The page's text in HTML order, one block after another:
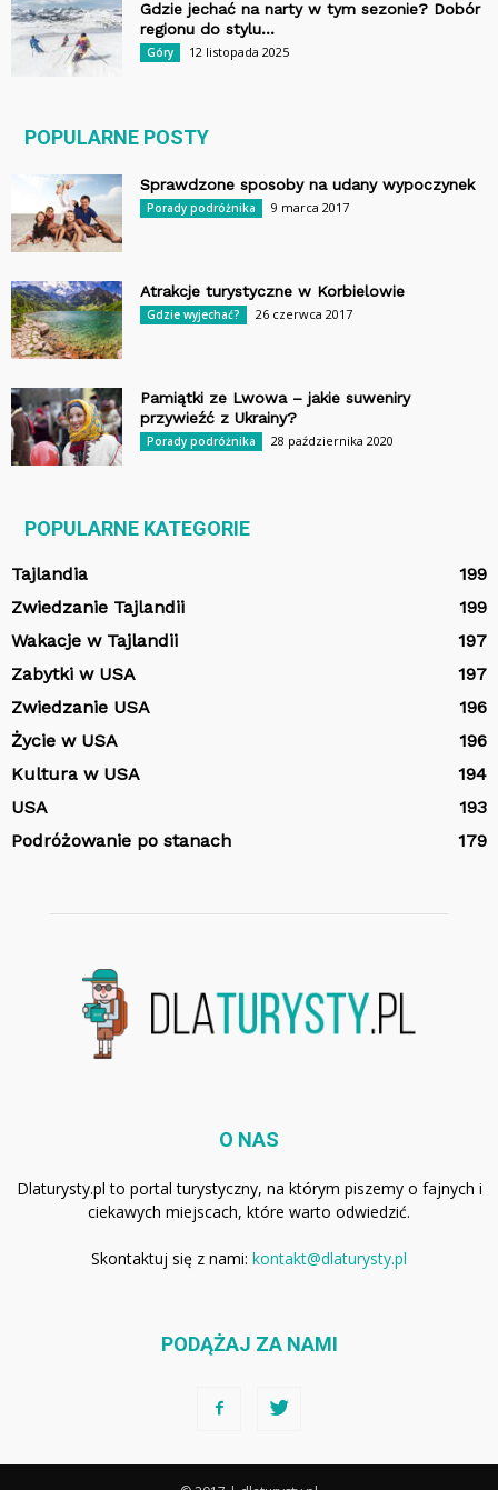
Gdzie jechać na narty w tym sezonie? Dobór
regionu do stylu...
Góry 12 listopada 2025
POPULARNE POSTY
Sprawdzone sposoby na udany wypoczynek
Porady podróżnika 9 marca 2017
Atrakcje turystyczne w Korbielowie
Gdzie wyjechać? 26 czerwca 2017
Pamiątki ze Lwowa – jakie suweniry
przywieźć z Ukrainy?
Porady podróżnika 28 października 2020
POPULARNE KATEGORIE
Tajlandia
199
Zwiedzanie Tajlandii
199
Wakacje w Tajlandii
197
Zabytki w USA
197
Zwiedzanie USA
196
Życie w USA
196
Kultura w USA
194
USA
193
Podróżowanie po stanach
179
O NAS
Dlaturysty.pl to portal turystyczny, na którym piszemy o fajnych i
ciekawych miejscach, które warto odwiedzić.
Skontaktuj się z nami: kontakt@dlaturysty.pl
PODĄŻAJ ZA NAMI